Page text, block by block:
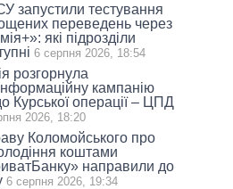
запустили тестування
переведень через
які підрозділи
6 серпня 2026, 18:54
розгорнула
кампанію
Курської операції – ЦПД
2026, 18:20
Коломойського про
коштами
направили до
6 серпня 2026, 19:34